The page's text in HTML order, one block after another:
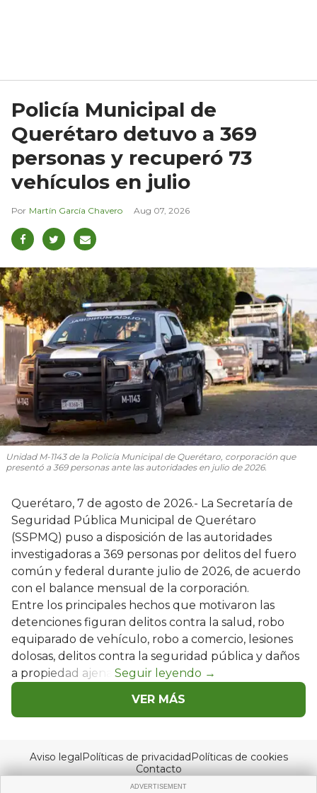
Policía Municipal de
Querétaro detuvo a 369
personas y recuperó 73
vehículos en julio
Martín García Chavero Aug 07, 2026
Unidad M-1143 de la Policía Municipal de Querétaro, corporación que
presentó a 369 personas ante las autoridades en julio de 2026.
Querétaro, 7 de agosto de 2026.- La Secretaría de
Seguridad Pública Municipal de Querétaro
(SSPMQ) puso a disposición de las autoridades
investigadoras a 369 personas por delitos del fuero
común y federal durante julio de 2026, de acuerdo
con el balance mensual de la corporación.
Entre los principales hechos que motivaron las
detenciones figuran delitos contra la salud, robo
equiparado de vehículo, robo a comercio, lesiones
dolosas, delitos contra la seguridad pública y daños
a propiedad ajena.
VER MÁS
Aviso legalPolíticas de privacidadPolíticas de cookies
Contacto